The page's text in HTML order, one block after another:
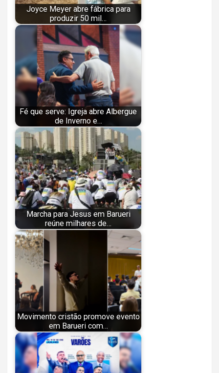
Joyce Meyer abre fábrica para
produzir 50 mil…
Fé que serve: Igreja abre Albergue
de Inverno e…
Marcha para Jesus em Barueri
reúne milhares de…
Movimento cristão promove evento
em Barueri com…